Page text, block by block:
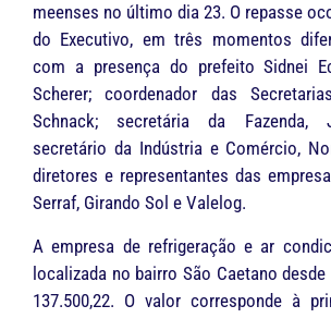
meenses no último dia 23. O repasse
do Executivo, em três momentos
com a presença do prefeito Sidnei
Scherer; coordenador das
Schnack; secretária da Fazenda,
secretário da Indústria e Comércio,
diretores e representantes das
Serraf, Girando Sol e Valelog.
A empresa de refrigeração e ar
localizada no bairro São Caetano desde
137.500,22. O valor corresponde à